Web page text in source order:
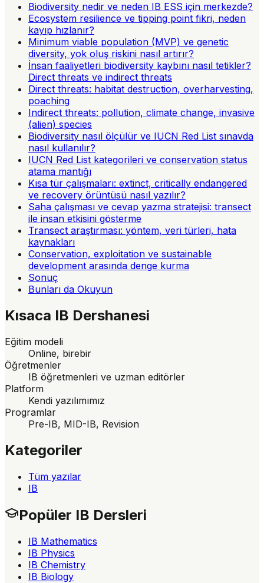
Biodiversity nedir ve neden IB ESS için merkezde?
Ecosystem resilience ve tipping point fikri, neden
kayıp hızlanır?
Minimum viable population (MVP) ve genetic
diversity, yok oluş riskini nasıl artırır?
İnsan faaliyetleri biodiversity kaybını nasıl tetikler?
Direct threats ve indirect threats
Direct threats: habitat destruction, overharvesting,
poaching
Indirect threats: pollution, climate change, invasive
(alien) species
Biodiversity nasıl ölçülür ve IUCN Red List sınavda
nasıl kullanılır?
IUCN Red List kategorileri ve conservation status
atama mantığı
Kısa tür çalışmaları: extinct, critically endangered
ve recovery örüntüsü nasıl yazılır?
Saha çalışması ve cevap yazma stratejisi: transect
ile insan etkisini gösterme
Transect araştırması: yöntem, veri türleri, hata
kaynakları
Conservation, exploitation ve sustainable
development arasında denge kurma
Sonuç
Bunları da Okuyun
Kısaca IB Dershanesi
Eğitim modeli
Online, birebir
Öğretmenler
IB öğretmenleri ve uzman editörler
Platform
Kendi yazılımımız
Programlar
Pre-IB, MID-IB, Revision
Kategoriler
Tüm yazılar
IB
Popüler IB Dersleri
IB Mathematics
IB Physics
IB Chemistry
IB Biology